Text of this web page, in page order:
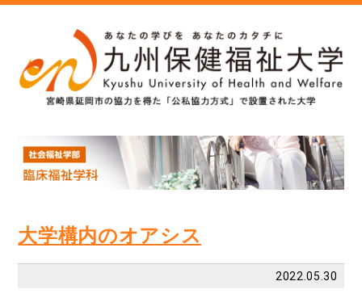
大学構内のオアシス
2022.05.30